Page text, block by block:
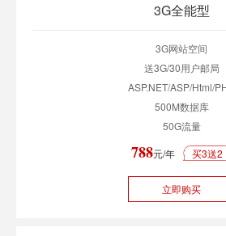
3G全能型
3G网站空间
送3G/30用户邮局
ASP.NET/ASP/Html/
500M数据库
50G流量
788元/年 买3送2
立即购买